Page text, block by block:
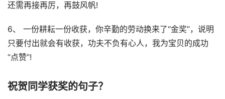
还需再接再厉，再鼓风帆!
6、 一份耕耘一份收获，你辛勤的劳动换来了“金奖”，说明
只要付出就会有收获，功夫不负有心人，我为宝贝的成功
“点赞”!
祝贺同学获奖的句子？